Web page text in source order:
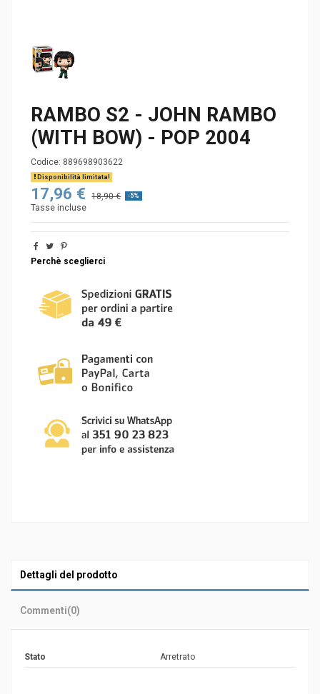
RAMBO S2 - JOHN RAMBO
(WITH BOW) - POP 2004
Codice: 889698903622
Disponibilità limitata!
17,96 € 18,90 € -5%
Tasse incluse
Perchè sceglierci
Dettagli del prodotto
Commenti(0)
Stato Arretrato